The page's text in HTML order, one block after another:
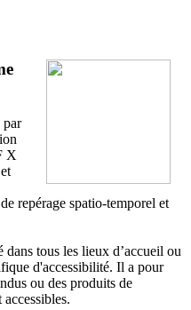
par
X
repérage spatio-temporel et
tous les lieux d’accueil ou
d'accessibilité. Il a pour
ou des produits de